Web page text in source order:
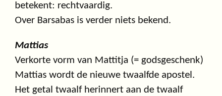
betekent: rechtvaardig.
Over Barsabas is verder niets bekend.
Mattias
Verkorte vorm van Mattitja (= godsgeschenk)
Mattias wordt de nieuwe twaalfde apostel.
Het getal twaalf herinnert aan de twaalf